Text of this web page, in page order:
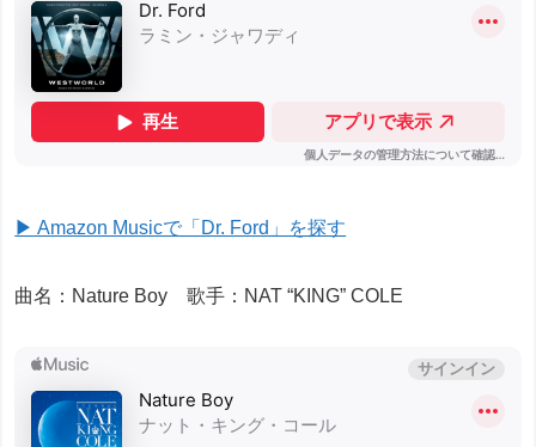
▶ Amazon Musicで「Dr. Ford」を探す
曲名：Nature Boy 歌手：NAT “KING” COLE